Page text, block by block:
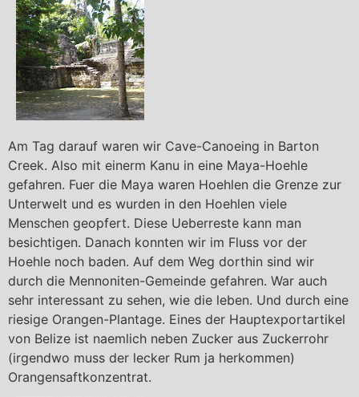
Am Tag darauf waren wir Cave-Canoeing in Barton
Creek. Also mit einerm Kanu in eine Maya-Hoehle
gefahren. Fuer die Maya waren Hoehlen die Grenze zur
Unterwelt und es wurden in den Hoehlen viele
Menschen geopfert. Diese Ueberreste kann man
besichtigen. Danach konnten wir im Fluss vor der
Hoehle noch baden. Auf dem Weg dorthin sind wir
durch die Mennoniten-Gemeinde gefahren. War auch
sehr interessant zu sehen, wie die leben. Und durch eine
riesige Orangen-Plantage. Eines der Hauptexportartikel
von Belize ist naemlich neben Zucker aus Zuckerrohr
(irgendwo muss der lecker Rum ja herkommen)
Orangensaftkonzentrat.